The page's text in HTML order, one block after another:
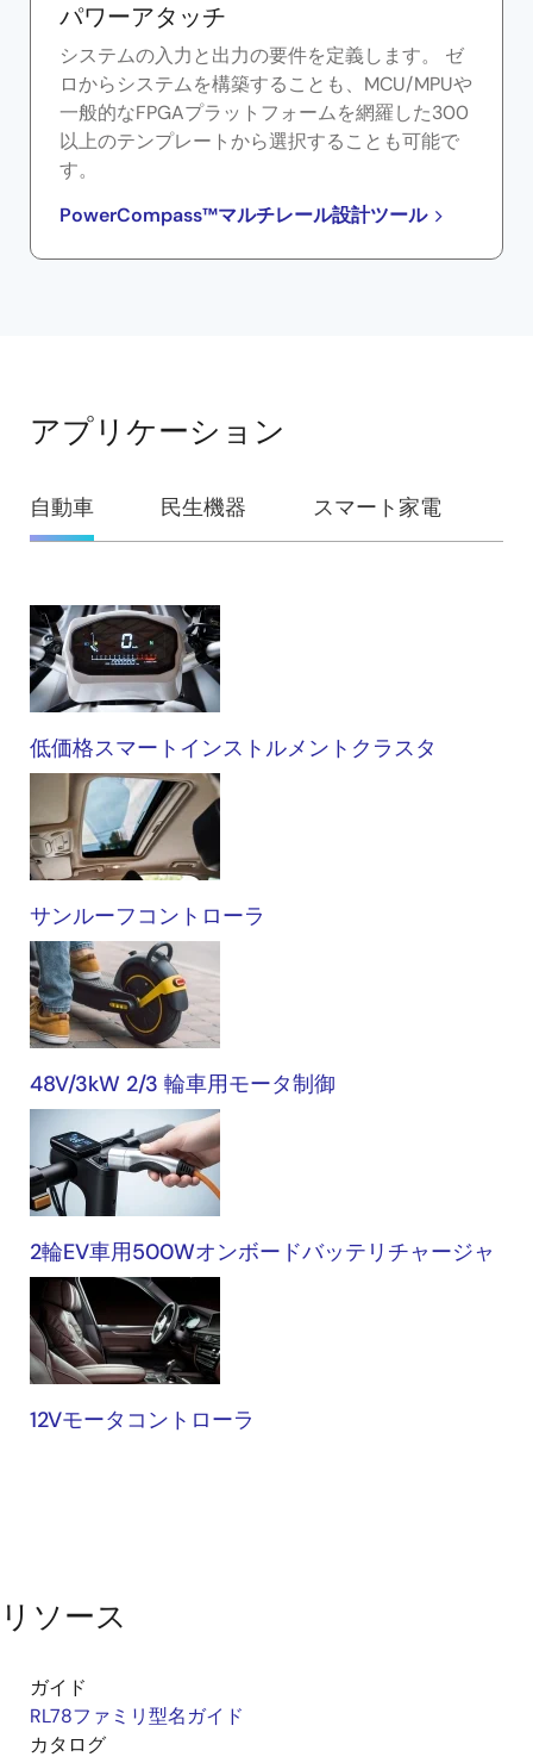
パワーアタッチ
システムの入力と出力の要件を定義します。 ゼ
ロからシステムを構築することも、MCU/MPUや
一般的なFPGAプラットフォームを網羅した300
以上のテンプレートから選択することも可能で
す。
PowerCompass™マルチレール設計ツール
アプリケーション
自動車 民生機器 スマート家電
自
動
車
低価格スマートインストルメントクラスタ
サンルーフコントローラ
48V/3kW 2/3 輪車用モータ制御
2輪EV車用500Wオンボードバッテリチャージャ
12Vモータコントローラ
リソース
ガイド
RL78ファミリ型名ガイド
カタログ